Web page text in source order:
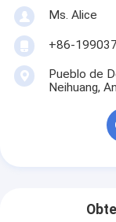
Ms. Alice
+86-
Pueblo de
Neihuang,